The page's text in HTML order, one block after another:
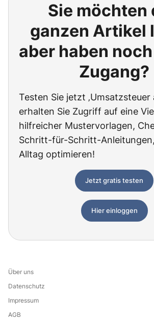
Sie möchten
ganzen Artikel
aber haben
Zugang?
Testen Sie jetzt ‚Umsatzsteuer
erhalten Sie Zugriff auf eine
hilfreicher Mustervorlagen,
Schritt-für-Schritt-
Alltag optimieren!
Jetzt gratis testen
Hier einloggen
Über uns
Datenschutz
Impressum
AGB